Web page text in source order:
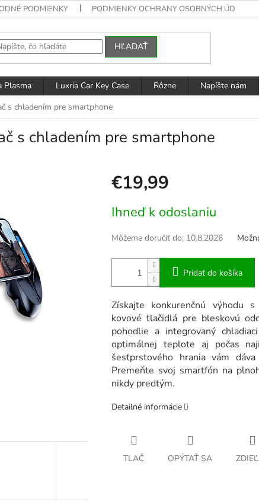
PODMIENKY PODMIENKY OCHRANY OSOBNÝCH ÚDAJOV
HĽADAŤ
Plasma Luxria Car Key Case Rôzne Napíšte nám
s chladením pre smartphone
s chladením pre smartphone
€19,99
cena:
Ihneď k odoslaniu
Môžeme doručiť do: 10.8.2026
Pridať do košíka
Získajte konkurenčnú výhodu
kovové tlačidlá pre bleskovú
pohodlie a integrovaný
optimálnej teplote aj počas
šesťprstového hrania vám
Premeňte svoj smartfón na
nikdy predtým.
Detailné informácie
TLAČ OPÝTAŤ SA